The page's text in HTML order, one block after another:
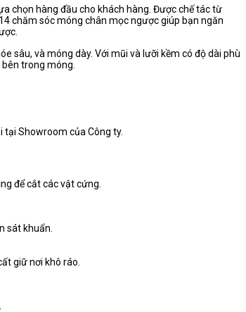
chọn hàng đầu cho khách hàng. Được chế tác từ
chăm sóc móng chân mọc ngược giúp bạn ngăn
sâu, và móng dày. Với mũi và lưỡi kềm có độ dài phù
bên trong móng.
tại Showroom của Công ty.
để cắt các vật cứng.
sát khuẩn.
giữ nơi khô ráo.